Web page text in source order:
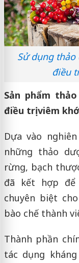
Sử dụng
điều
Sản phẩm
điều trị viêm
Dựa vào
những thảo
rừng, bạch
đã kết hợp
chuyên biệt
bào chế thành
Thành phần
tác dụng